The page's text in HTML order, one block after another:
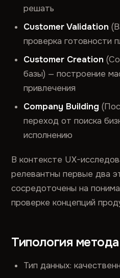
решать
Customer Validation
проверка готовности
Customer Creation
базы) — построение
привлечения
Company Building
переход от поиска
исполнению
В контексте UX-
релевантны первые два
сосредоточены на
проверке концепций
Типология метода
Тип данных: